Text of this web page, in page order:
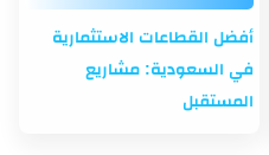
أفضل القطاعات الاستثمارية
في السعودية: مشاريع
المستقبل